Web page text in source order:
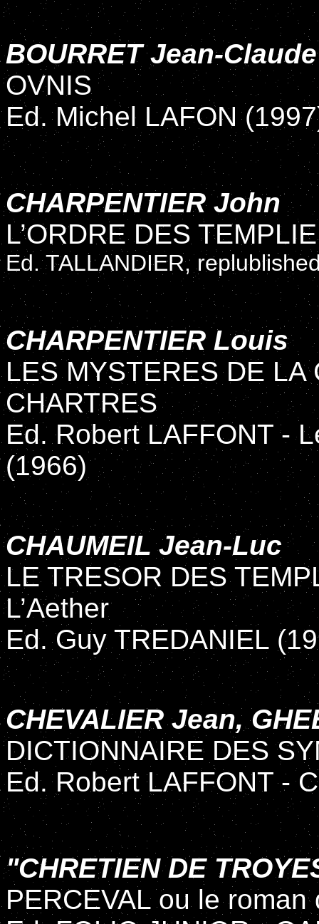
BOURRET Jean-Claude
OVNIS
Ed. Michel LAFON
CHARPENTIER John
L’ORDRE DES
Ed. TALLANDIER,
CHARPENTIER Louis
LES MYSTERES DE LA
CHARTRES
Ed. Robert LAFFONT -
(1966)
CHAUMEIL Jean-Luc
LE TRESOR DES
L’Aether
Ed. Guy TREDANIEL
CHEVALIER Jean,
DICTIONNAIRE DES
Ed. Robert LAFFONT -
"CHRETIEN DE
PERCEVAL ou le roman